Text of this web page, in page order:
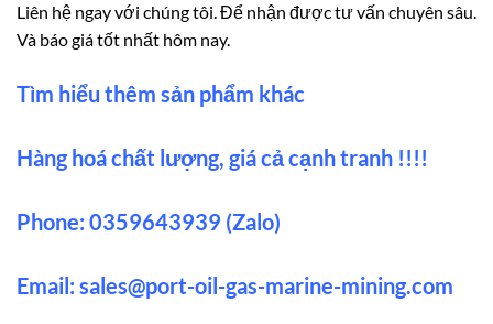
Liên hệ ngay với chúng tôi. Để nhận được tư vấn chuyên sâu.
Và báo giá tốt nhất hôm nay.
Tìm hiểu thêm sản phẩm khác
Hàng hoá chất lượng, giá cả cạnh tranh !!!!
Phone: 0359643939 (Zalo)
Email: sales@port-oil-gas-marine-mining.com